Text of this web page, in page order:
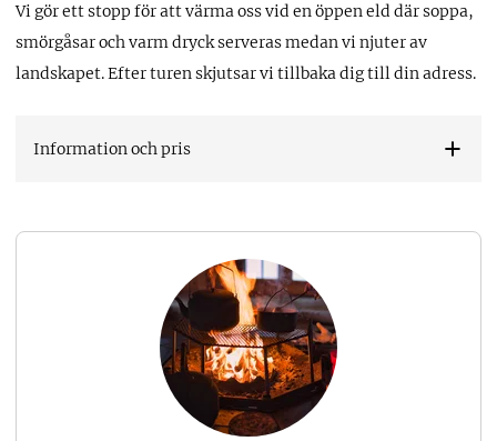
Vi gör ett stopp för att värma oss vid en öppen eld där soppa,
smörgåsar och varm dryck serveras medan vi njuter av
landskapet. Efter turen skjutsar vi tillbaka dig till din adress.
Information och pris